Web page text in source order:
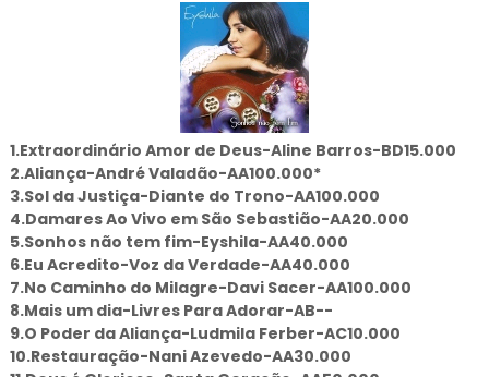
1.Extraordinário Amor de Deus-Aline Barros-BD15.000
2.Aliança-André Valadão-AA100.000*
3.Sol da Justiça-Diante do Trono-AA100.000
4.Damares Ao Vivo em São Sebastião-AA20.000
5.Sonhos não tem fim-Eyshila-AA40.000
6.Eu Acredito-Voz da Verdade-AA40.000
7.No Caminho do Milagre-Davi Sacer-AA100.000
8.Mais um dia-Livres Para Adorar-AB--
9.O Poder da Aliança-Ludmila Ferber-AC10.000
10.Restauração-Nani Azevedo-AA30.000